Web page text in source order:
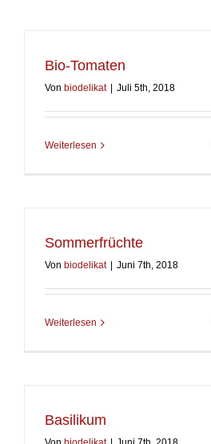
Bio-Tomaten
Von biodelikat Juli 5th, 2018
Weiterlesen
Sommerfrüchte
Von biodelikat Juni 7th, 2018
Weiterlesen
Basilikum